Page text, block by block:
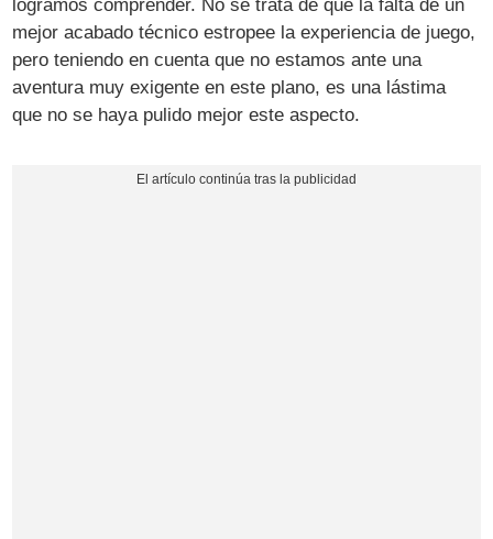
logramos comprender. No se trata de que la falta de un
mejor acabado técnico estropee la experiencia de juego,
pero teniendo en cuenta que no estamos ante una
aventura muy exigente en este plano, es una lástima
que no se haya pulido mejor este aspecto.